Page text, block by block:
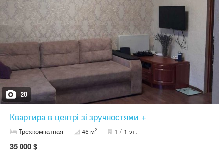
20
Квартира в центрі зі зручностями +
Трехкомнатная 45 м2 1 / 1 эт.
35 000 $